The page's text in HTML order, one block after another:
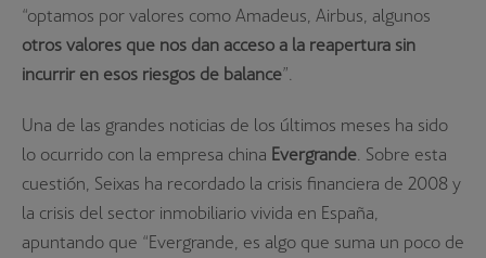
“optamos por valores como Amadeus, Airbus, algunos
otros valores que nos dan acceso a la reapertura sin
incurrir en esos riesgos de balance”.
Una de las grandes noticias de los últimos meses ha sido
lo ocurrido con la empresa china Evergrande. Sobre esta
cuestión, Seixas ha recordado la crisis financiera de 2008 y
la crisis del sector inmobiliario vivida en España,
apuntando que “Evergrande, es algo que suma un poco de